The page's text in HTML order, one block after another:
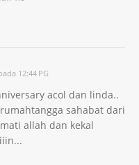
12:44 PG
acol dan linda..
sahabat dari
allah dan kekal